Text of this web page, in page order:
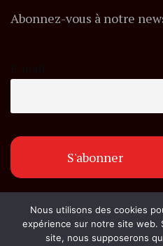
Abonnez-vous à notre
© Copyright
Nous utilisons des cookies
expérience sur notre site web.
site, nous supposerons